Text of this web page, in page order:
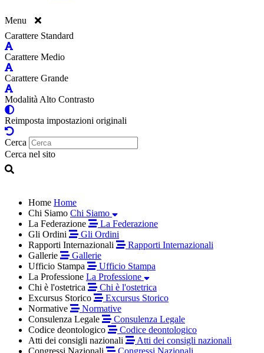
Menu
Carattere Standard
Carattere Medio
Carattere Grande
Modalità Alto Contrasto
Reimposta impostazioni originali
Cerca
Cerca nel sito
Home Home
Chi Siamo Chi Siamo
La Federazione
La Federazione
Gli Ordini
Gli Ordini
Rapporti Internazionali
Rapporti Internazionali
Gallerie
Gallerie
Ufficio Stampa
Ufficio Stampa
La Professione La Professione
Chi è l'ostetrica
Chi è l'ostetrica
Excursus Storico
Excursus Storico
Normative
Normative
Consulenza Legale
Consulenza Legale
Codice deontologico
Codice deontologico
Atti dei consigli nazionali
Atti dei consigli nazionali
Congressi Nazionali
Congressi Nazionali